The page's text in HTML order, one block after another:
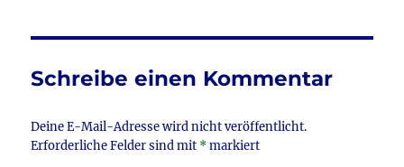
b
o
o
k
r
Schreibe einen Kommentar
Deine E-Mail-Adresse wird nicht veröffentlicht.
Erforderliche Felder sind mit *markiert